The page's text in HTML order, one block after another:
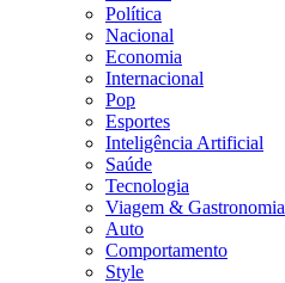
Política
Nacional
Economia
Internacional
Pop
Esportes
Inteligência Artificial
Saúde
Tecnologia
Viagem & Gastronomia
Auto
Comportamento
Style